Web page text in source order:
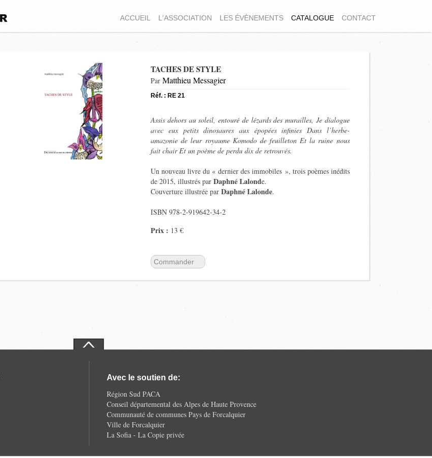
ACCUEIL L'ASSOCIATION LES ÉVÈNEMENTS CATALOGUE CONTACT
TACHES DE STYLE
Par Matthieu Messagier
Réf. : RE 21
Assis dehors au soleil, entouré de lézards des murailles, Je dialogue
avec eux petits dinosaures aux épopées infinies Dans l’herbe-
amazonie de leur royaume Komodo de feuilleton Et la ruine nous
fait chair Et un poème de perdu dix de retrouvés.
Un nouveau livre du « dernier des immobiles », trois poèmes inédits
de 2015, illustrés parDaphné Lalonde.
Couverture illustrée parDaphné Lalonde.
ISBN 978-2-919642-34-2
Prix : 13 €
Commander
Avec le soutien de:
Région Sud PACA
Conseil départemental des Alpes de Haute Provence
Communauté de communes Pays de Forcalquier
Ville de Forcalquier
La Sofia - La Copie privée